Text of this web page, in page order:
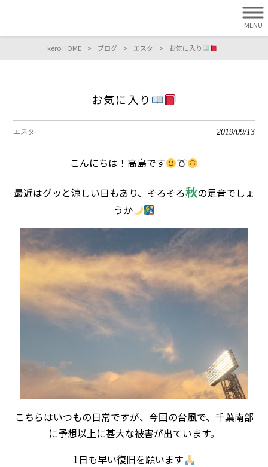
MENU
kero HOME > ブログ > エスタ > お気に入り
お気に入り
エスタ 2019/09/13
こんにちは！高島です
最近はグッと涼しい日もあり、そろそろ秋の足音でしょ
うか
こちらはいつもの日常ですが、今回の台風で、千葉南部
に予想以上に甚大な被害が出ています。
1日も早い復旧を願います